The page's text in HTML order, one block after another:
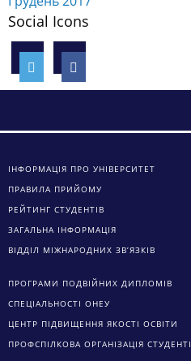
Листопад 2018
Жовтень 2018
Вересень 2018
Серпень 2018
Липень 2018
Травень 2018
Березень 2018
Лютий 2018
Січень 2018
Грудень 2017
Social Icons